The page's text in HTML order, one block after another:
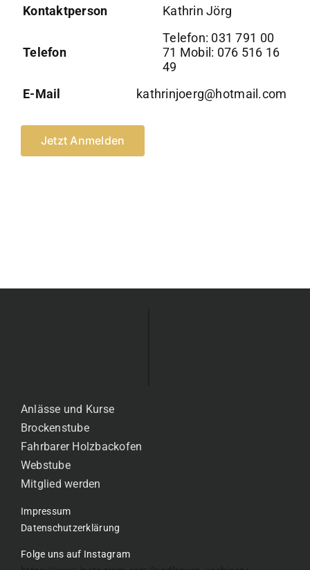
Kontaktperson Kathrin Jörg
Telefon
Telefon: 031 791 00
71 Mobil: 076 516 16
49
E-Mail
kathrinjoerg@hotmail.com
Jetzt Anmelden
Anlässe und Kurse
Brockenstube
Fahrbarer Holzbackofen
Webstube
Mitglied werden
Impressum
Datenschutzerklärung
Folge uns auf Instagram